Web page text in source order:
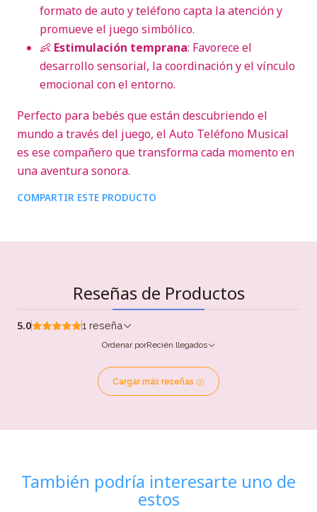
formato de auto y teléfono capta la atención y
promueve el juego simbólico.
👶 Estimulación temprana: Favorece el
desarrollo sensorial, la coordinación y el vínculo
emocional con el entorno.
Perfecto para bebés que están descubriendo el
mundo a través del juego, el Auto Teléfono Musical
es ese compañero que transforma cada momento en
una aventura sonora.
COMPARTIR ESTE PRODUCTO
Reseñas de Productos
5.0 1 reseña
Ordenar porRecién llegados
Cargar más reseñas
También podría interesarte uno de
estos